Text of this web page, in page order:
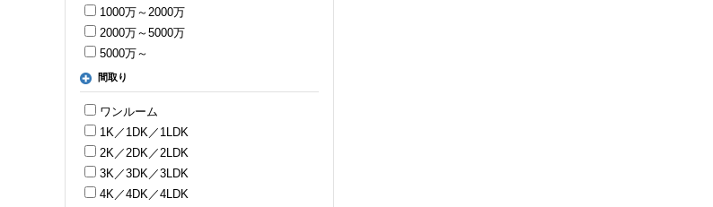
1000万～2000万
2000万～5000万
5000万～
間取り
ワンルーム
1K／1DK／1LDK
2K／2DK／2LDK
3K／3DK／3LDK
4K／4DK／4LDK